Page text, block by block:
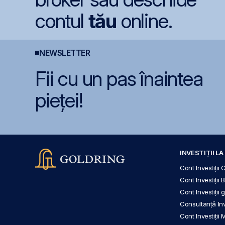
contul tău online.
NEWSLETTER
Fii cu un pas înaintea
pieței!
INVESTIȚII LA
Cont Investiții
Cont Investiții
Cont Investiții
Consultanță
Cont Investiții